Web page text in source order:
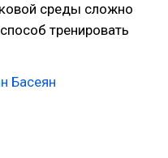
среды сложно
тренировать
Басеян